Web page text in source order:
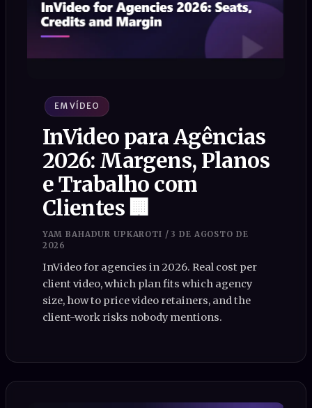
EM VÍDEO
InVideo para Agências
2026: Margens, Planos
e Trabalho com
Clientes 🏢
YAM BAHADUR UPKAROTI / 3 DE AGOSTO DE
2026
InVideo for agencies in 2026. Real cost per
client video, which plan fits which agency
size, how to price video retainers, and the
client-work risks nobody mentions.